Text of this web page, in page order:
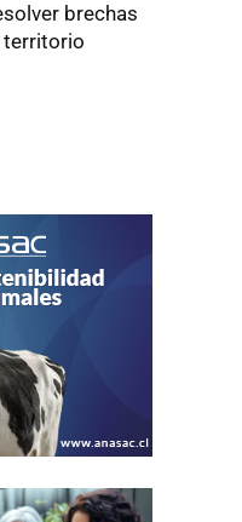
brechas
territorio